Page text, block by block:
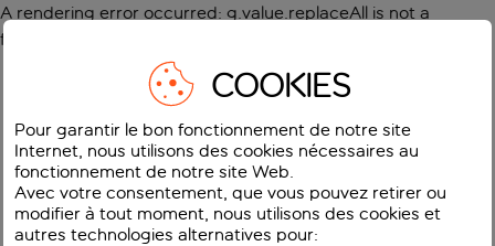
A rendering error occurred: g.value.replaceAll is not a
function
COOKIES
Pour garantir le bon fonctionnement de notre site
Internet, nous utilisons des cookies nécessaires au
fonctionnement de notre site Web.
Avec votre consentement, que vous pouvez retirer ou
modifier à tout moment, nous utilisons des cookies et
autres technologies alternatives pour: